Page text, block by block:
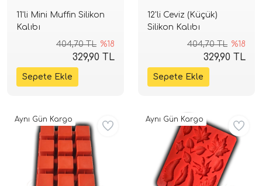
11'li Mini Muffin Silikon
Kalıbı
404,70 TL %18
329,90 TL
12'li Ceviz (Küçük)
Silikon Kalıbı
404,70 TL %18
329,90 TL
Aynı Gün Kargo Aynı Gün Kargo